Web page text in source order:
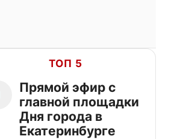
ТОП 5
Прямой эфир с
главной площадки
Дня города в
Екатеринбурге